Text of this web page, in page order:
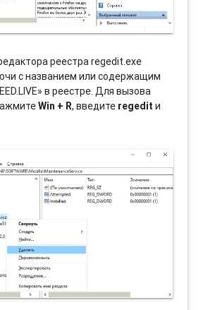
реестра regedit.exe
с названием или содержащим
в реестре. Для вызова
Win + R, введите regedit и